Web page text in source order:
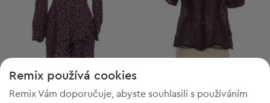
4 = 2
Remix používá cookies
Remix Vám doporučuje, abyste souhlasili s používáním